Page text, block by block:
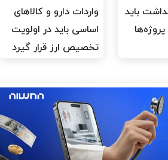
باید
واردات دارو و کالاهای
اساسی باید در اولویت
تخصیص ارز قرار گیرد